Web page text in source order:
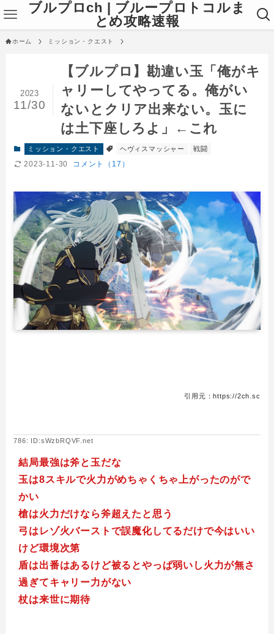
ブルプロch | ブループロトコルま
とめ攻略速報
ホーム ミッション・クエスト
【ブルプロ】勘違い玉「俺がキ
ャリーしてやってる。俺がい
ないとクリア出来ない。玉に
は土下座しろよ」←これ
2023
11/30
ミッション・クエスト ヘヴィスマッシャー 戦闘
2023-11-30 コメント（17）
引用元：https://2ch.sc
786: ID:sWzbRQVF.net
結局最強は斧と玉だな
玉は8スキルで火力がめちゃくちゃ上がったのがで
かい
槍は火力だけなら斧超えたと思う
弓はレゾ火バーストで誤魔化してるだけで今はいい
けど環境次第
盾は出番はあるけど被るとやっぱ弱いし火力が無さ
過ぎてキャリー力がない
杖は来世に期待